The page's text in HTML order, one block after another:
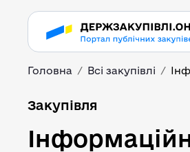
Головна Всі закупівлі
Закупівля